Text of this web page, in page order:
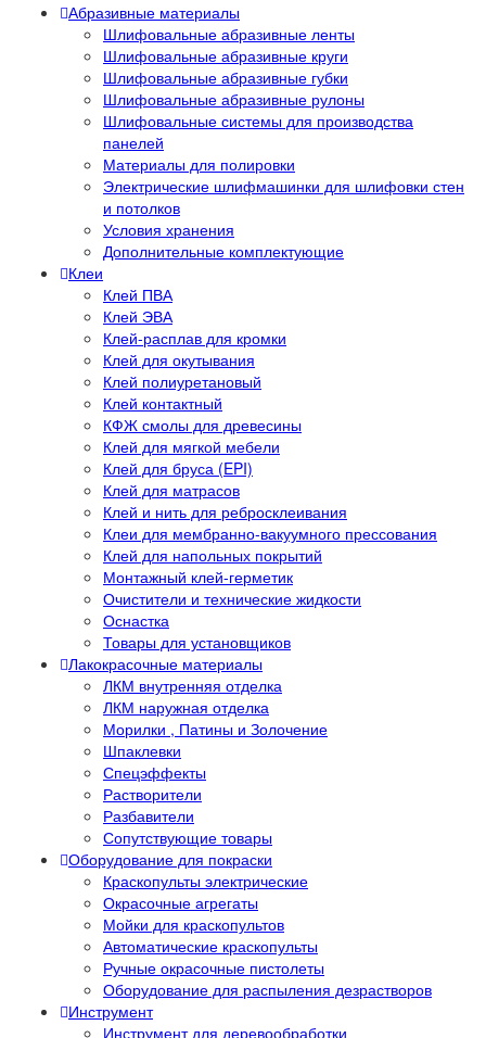
Абразивные материалы
Шлифовальные абразивные ленты
Шлифовальные абразивные круги
Шлифовальные абразивные губки
Шлифовальные абразивные рулоны
Шлифовальные системы для производства
панелей
Материалы для полировки
Электрические шлифмашинки для шлифовки стен
и потолков
Условия хранения
Дополнительные комплектующие
Клеи
Клей ПВА
Клей ЭВА
Клей-расплав для кромки
Клей для окутывания
Клей полиуретановый
Клей контактный
КФЖ смолы для древесины
Клей для мягкой мебели
Клей для бруса (EPI)
Клей для матрасов
Клей и нить для ребросклеивания
Клеи для мембранно-вакуумного прессования
Клей для напольных покрытий
Монтажный клей-герметик
Очистители и технические жидкости
Оснастка
Товары для установщиков
Лакокрасочные материалы
ЛКМ внутренняя отделка
ЛКМ наружная отделка
Морилки , Патины и Золочение
Шпаклевки
Спецэффекты
Растворители
Разбавители
Сопутствующие товары
Оборудование для покраски
Краскопульты электрические
Окрасочные агрегаты
Мойки для краскопультов
Автоматические краскопульты
Ручные окрасочные пистолеты
Оборудование для распыления дезрастворов
Инструмент
Инструмент для деревообработки